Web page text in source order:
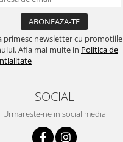
primesc newsletter cu promotiile
Afla mai multe in Politica de
SOCIAL
Urmareste-ne in social media